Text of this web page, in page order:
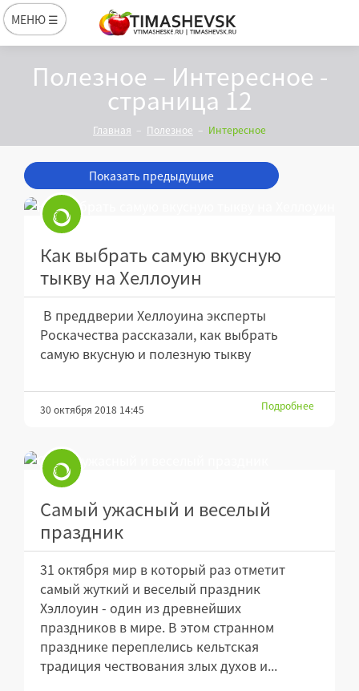
МЕНЮ ☰
Полезное – Интересное -
страница 12
Главная Полезное Интересное
Показать предыдущие
Как выбрать самую вкусную
тыкву на Хеллоуин
В преддверии Хеллоуина эксперты
Роскачества рассказали, как выбрать
самую вкусную и полезную тыкву
30 октября 2018 14:45 Подробнее
Самый ужасный и веселый
праздник
31 октября мир в который раз отметит
самый жуткий и веселый праздник
Хэллоуин - один из древнейших
праздников в мире. В этом странном
празднике переплелись кельтская
традиция чествования злых духов и...